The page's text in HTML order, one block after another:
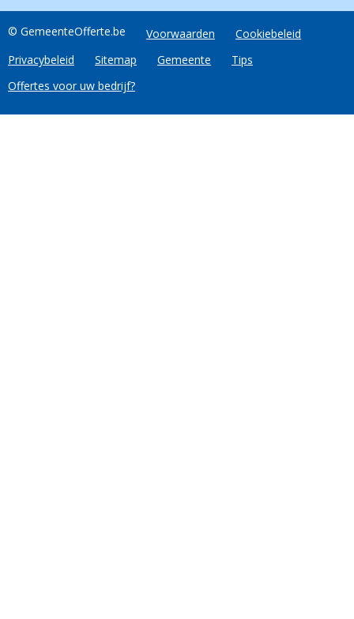
© GemeenteOfferte.be Voorwaarden
Cookiebeleid
Privacybeleid
Sitemap Gemeente
Tips
Offertes voor uw bedrijf?